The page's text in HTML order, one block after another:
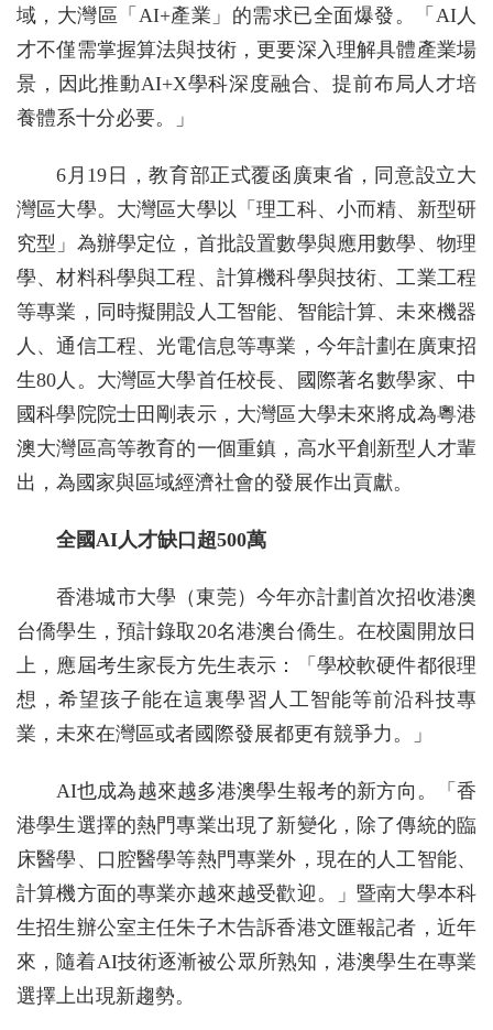
域，大灣區「AI+產業」的需求已全面爆發。「AI人
才不僅需掌握算法與技術，更要深入理解具體產業場
景，因此推動AI+X學科深度融合、提前布局人才培
養體系十分必要。」
6月19日，教育部正式覆函廣東省，同意設立大
灣區大學。大灣區大學以「理工科、小而精、新型研
究型」為辦學定位，首批設置數學與應用數學、物理
學、材料科學與工程、計算機科學與技術、工業工程
等專業，同時擬開設人工智能、智能計算、未來機器
人、通信工程、光電信息等專業，今年計劃在廣東招
生80人。大灣區大學首任校長、國際著名數學家、中
國科學院院士田剛表示，大灣區大學未來將成為粵港
澳大灣區高等教育的一個重鎮，高水平創新型人才輩
出，為國家與區域經濟社會的發展作出貢獻。
全國AI人才缺口超500萬
香港城市大學（東莞）今年亦計劃首次招收港澳
台僑學生，預計錄取20名港澳台僑生。在校園開放日
上，應屆考生家長方先生表示：「學校軟硬件都很理
想，希望孩子能在這裏學習人工智能等前沿科技專
業，未來在灣區或者國際發展都更有競爭力。」
AI也成為越來越多港澳學生報考的新方向。「香
港學生選擇的熱門專業出現了新變化，除了傳統的臨
床醫學、口腔醫學等熱門專業外，現在的人工智能、
計算機方面的專業亦越來越受歡迎。」暨南大學本科
生招生辦公室主任朱子木告訴香港文匯報記者，近年
來，隨着AI技術逐漸被公眾所熟知，港澳學生在專業
選擇上出現新趨勢。